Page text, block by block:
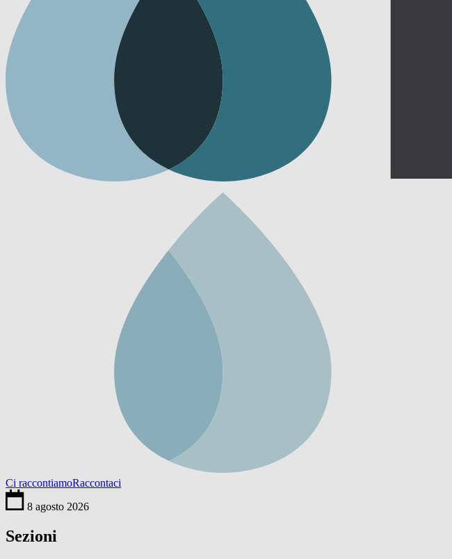
Ci raccontiamoRaccontaci
8 agosto 2026
Sezioni